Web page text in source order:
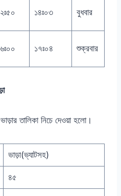
১৪ঃ০৩ বুধবার
১৭ঃ০৪ শুক্রবার
তালিকা নিচে দেওয়া হলো।
ভাড়া(ভ্যাটসহ)
৪৫